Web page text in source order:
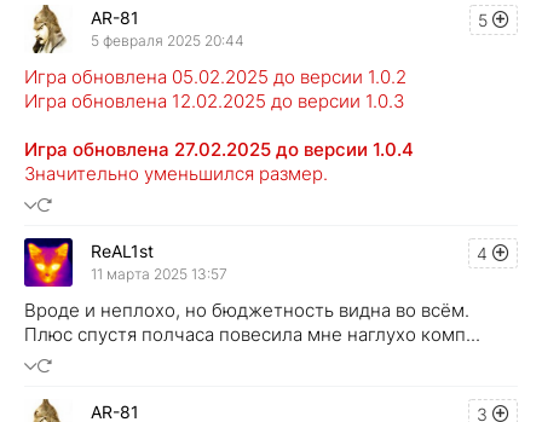
5
AR-81
5 февраля 2025 20:44
Игра обновлена 05.02.2025 до версии 1.0.2
Игра обновлена 12.02.2025 до версии 1.0.3
Игра обновлена 27.02.2025 до версии 1.0.4
Значительно уменьшился размер.
4
ReAL1st
11 марта 2025 13:57
Вроде и неплохо, но бюджетность видна во всём.
Плюс спустя полчаса повесила мне наглухо комп...
3
AR-81